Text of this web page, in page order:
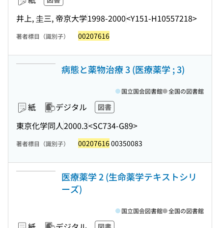
井上, 圭三, 帝京大学1998-2000<Y151-H10557218>
著者標目（識別子） 00207616
病態と薬物治療 3 (医療薬学 ; 3)
紙 デジタル 図書
東京化学同人2000.3<SC734-G89>
国立国会図書館 全国の図書館
著者標目（識別子） 0020761600350083
医療薬学 2 (生命薬学テキストシリ
ーズ)
国立国会図書館 全国の図書館